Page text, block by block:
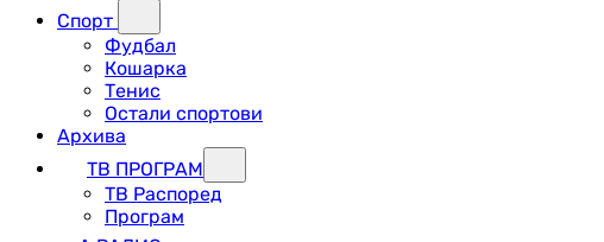
Спорт
Фудбал
Кошарка
Тенис
Остали спортови
Архива
ТВ ПРОГРАМ
ТВ Распоред
Програм